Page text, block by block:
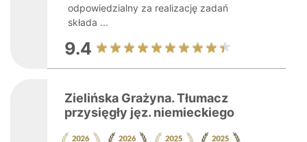
odpowiedzialny za realizację zadań
składa ...
9.4
Zielińska Grażyna. Tłumacz
przysięgły jęz. niemieckiego